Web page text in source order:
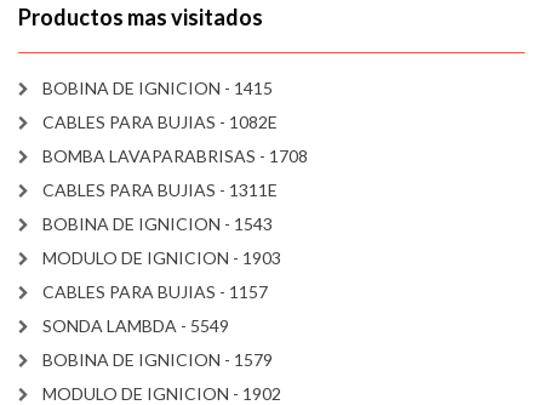
Productos mas visitados
BOBINA DE IGNICION - 1415
CABLES PARA BUJIAS - 1082E
BOMBA LAVAPARABRISAS - 1708
CABLES PARA BUJIAS - 1311E
BOBINA DE IGNICION - 1543
MODULO DE IGNICION - 1903
CABLES PARA BUJIAS - 1157
SONDA LAMBDA - 5549
BOBINA DE IGNICION - 1579
MODULO DE IGNICION - 1902